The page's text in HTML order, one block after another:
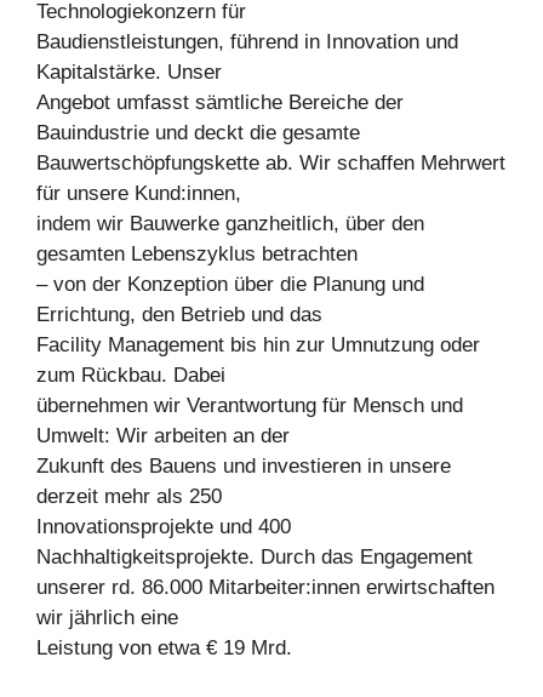
Technologiekonzern für
Baudienstleistungen, führend in Innovation und
Kapitalstärke. Unser
Angebot umfasst sämtliche Bereiche der
Bauindustrie und deckt die gesamte
Bauwertschöpfungskette ab. Wir schaffen Mehrwert
für unsere Kund:innen,
indem wir Bauwerke ganzheitlich, über den
gesamten Lebenszyklus betrachten
– von der Konzeption über die Planung und
Errichtung, den Betrieb und das
Facility Management bis hin zur Umnutzung oder
zum Rückbau. Dabei
übernehmen wir Verantwortung für Mensch und
Umwelt: Wir arbeiten an der
Zukunft des Bauens und investieren in unsere
derzeit mehr als 250
Innovationsprojekte und 400
Nachhaltigkeitsprojekte. Durch das Engagement
unserer rd. 86.000 Mitarbeiter:innen erwirtschaften
wir jährlich eine
Leistung von etwa € 19 Mrd.